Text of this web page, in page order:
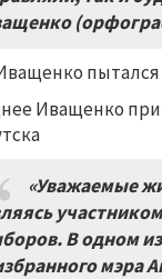
пытался
Иващенко
«Уважаемые
В одном
мэра